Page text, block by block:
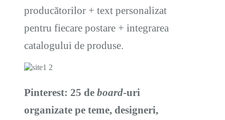
producătorilor + text personalizat
pentru fiecare postare + integrarea
catalogului de produse.
Pinterest: 25 de board-uri
organizate pe teme, designeri,